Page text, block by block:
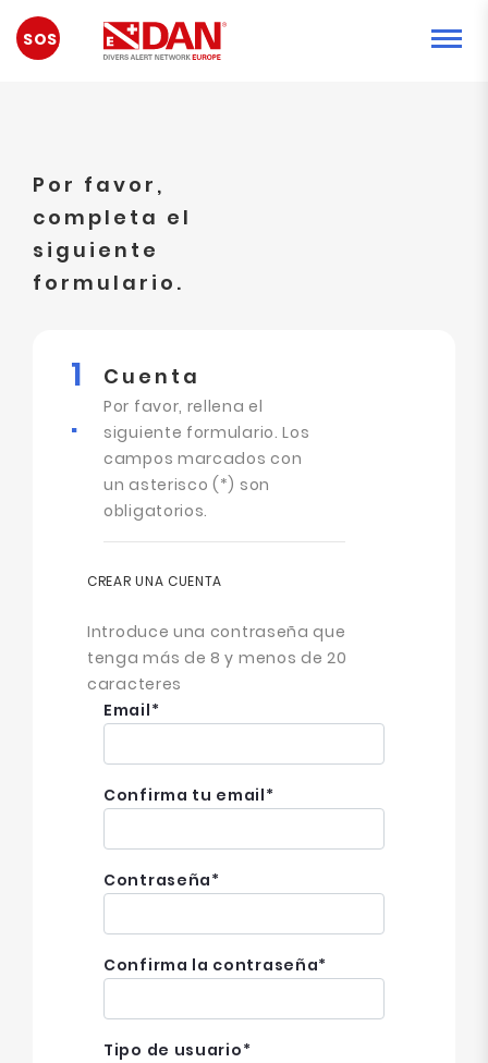
EMERGENCIA
Por favor,
completa el
siguiente
formulario.
1
.
Cuenta
Por favor, rellena el
siguiente formulario. Los
campos marcados con
un asterisco (*) son
obligatorios.
CREAR UNA CUENTA
Email*
Confirma tu email*
Contraseña*
Confirma la contraseña*
Tipo de usuario*
Introduce una contraseña que
tenga más de 8 y menos de 20
caracteres